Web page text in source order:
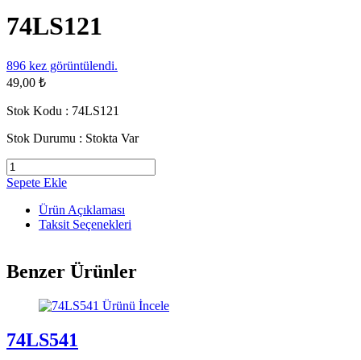
74LS121
896 kez görüntülendi.
49,00 ₺
Stok Kodu : 74LS121
Stok Durumu : Stokta Var
Sepete Ekle
Ürün Açıklaması
Taksit Seçenekleri
Benzer Ürünler
Ürünü İncele
74LS541